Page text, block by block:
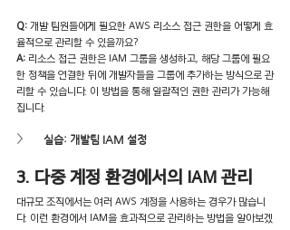
Q: 개발 팀원들에게 필요한 AWS 리소스 접근 권한을 어떻게 효
율적으로 관리할 수 있을까요?
A: 리소스 접근 권한은 IAM 그룹을 생성하고, 해당 그룹에 필요
한 정책을 연결한 뒤에 개발자들을 그룹에 추가하는 방식으로 관
리할 수 있습니다. 이 방법을 통해 일괄적인 권한 관리가 가능해
집니다.
실습: 개발팀 IAM 설정
3. 다중 계정 환경에서의 IAM 관리
대규모 조직에서는 여러 AWS 계정을 사용하는 경우가 많습니
다. 이런 환경에서 IAM을 효과적으로 관리하는 방법을 알아보겠